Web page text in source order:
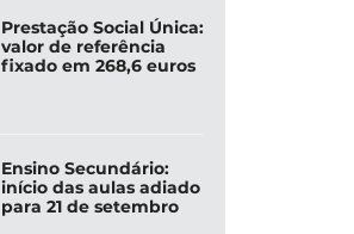
Prestação Social Única:
valor de referência
fixado em 268,6 euros
Ensino Secundário:
início das aulas adiado
para 21 de setembro